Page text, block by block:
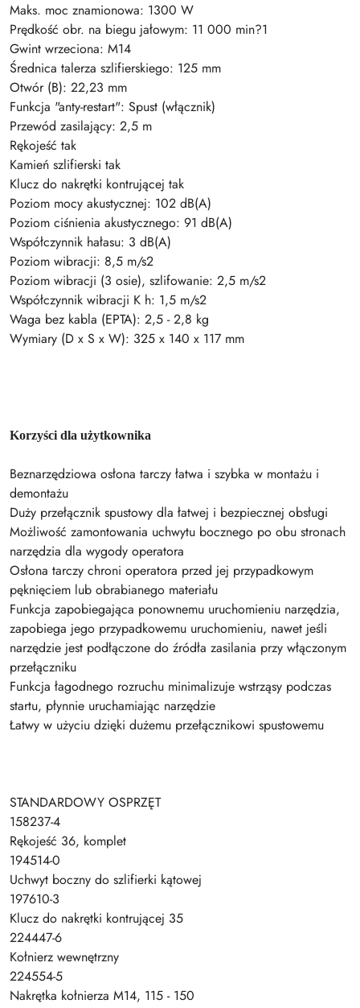
Maks. moc znamionowa: 1300 W
Prędkość obr. na biegu jałowym: 11 000 min?1
Gwint wrzeciona: M14
Średnica talerza szlifierskiego: 125 mm
Otwór (B): 22,23 mm
Funkcja "anty-restart": Spust (włącznik)
Przewód zasilający: 2,5 m
Rękojeść tak
Kamień szlifierski tak
Klucz do nakrętki kontrującej tak
Poziom mocy akustycznej: 102 dB(A)
Poziom ciśnienia akustycznego: 91 dB(A)
Współczynnik hałasu: 3 dB(A)
Poziom wibracji: 8,5 m/s2
Poziom wibracji (3 osie), szlifowanie: 2,5 m/s2
Współczynnik wibracji K h: 1,5 m/s2
Waga bez kabla (EPTA): 2,5 - 2,8 kg
Wymiary (D x S x W): 325 x 140 x 117 mm
Korzyści dla użytkownika
Beznarzędziowa osłona tarczy łatwa i szybka w montażu i
demontażu
Duży przełącznik spustowy dla łatwej i bezpiecznej obsługi
Możliwość zamontowania uchwytu bocznego po obu stronach
narzędzia dla wygody operatora
Osłona tarczy chroni operatora przed jej przypadkowym
pęknięciem lub obrabianego materiału
Funkcja zapobiegająca ponownemu uruchomieniu narzędzia,
zapobiega jego przypadkowemu uruchomieniu, nawet jeśli
narzędzie jest podłączone do źródła zasilania przy włączonym
przełączniku
Funkcja łagodnego rozruchu minimalizuje wstrząsy podczas
startu, płynnie uruchamiając narzędzie
Łatwy w użyciu dzięki dużemu przełącznikowi spustowemu
STANDARDOWY OSPRZĘT
158237-4
Rękojeść 36, komplet
194514-0
Uchwyt boczny do szlifierki kątowej
197610-3
Klucz do nakrętki kontrującej 35
224447-6
Kołnierz wewnętrzny
224554-5
Nakrętka kołnierza M14, 115 - 150